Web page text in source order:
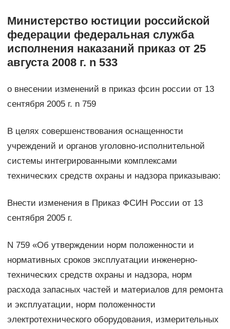
Министерство юстиции российской
федерации федеральная служба
исполнения наказаний приказ от 25
августа 2008 г. n 533
о внесении изменений в приказ фсин россии от 13
сентября 2005 г. n 759
В целях совершенствования оснащенности
учреждений и органов уголовно-исполнительной
системы интегрированными комплексами
технических средств охраны и надзора приказываю:
Внести изменения в Приказ ФСИН России от 13
сентября 2005 г.
N 759 «Об утверждении норм положенности и
нормативных сроков эксплуатации инженерно-
технических средств охраны и надзора, норм
расхода запасных частей и материалов для ремонта
и эксплуатации, норм положенности
электротехнического оборудования, измерительных